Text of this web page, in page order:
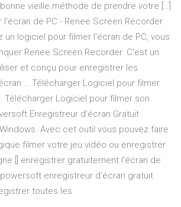
vieille méthode de prendre votre […]
l'écran de PC - Renee Screen Recorder
un logiciel pour filmer l'écran de PC, vous
Renee Screen Recorder. C'est un
et conçu pour enregistrer les
… Télécharger Logiciel pour filmer
Télécharger Logiciel pour filmer son
Enregistreur d’écran Gratuit .
Avec cet outil vous pouvez faire
filmer votre jeu vidéo ou enregistrer
[] enregistrer gratuitement l'écran de
enregistreur d’écran gratuit
toutes les